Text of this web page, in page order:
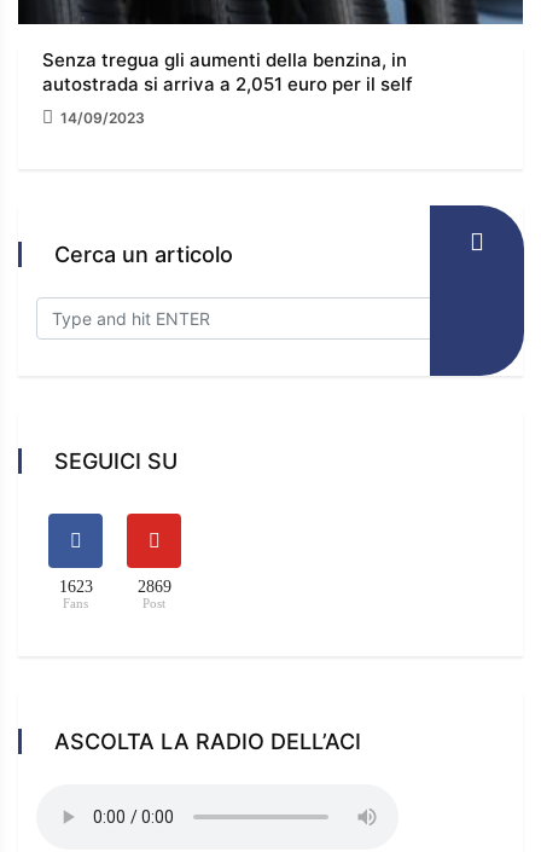
Senza tregua gli aumenti della benzina, in
autostrada si arriva a 2,051 euro per il self
14/09/2023
Cerca un articolo
SEGUICI SU
1623
Fans
2869
Post
ASCOLTA LA RADIO DELL’ACI